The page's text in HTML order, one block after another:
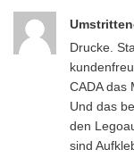
Drucke.
CADA das
Und das
den
sind